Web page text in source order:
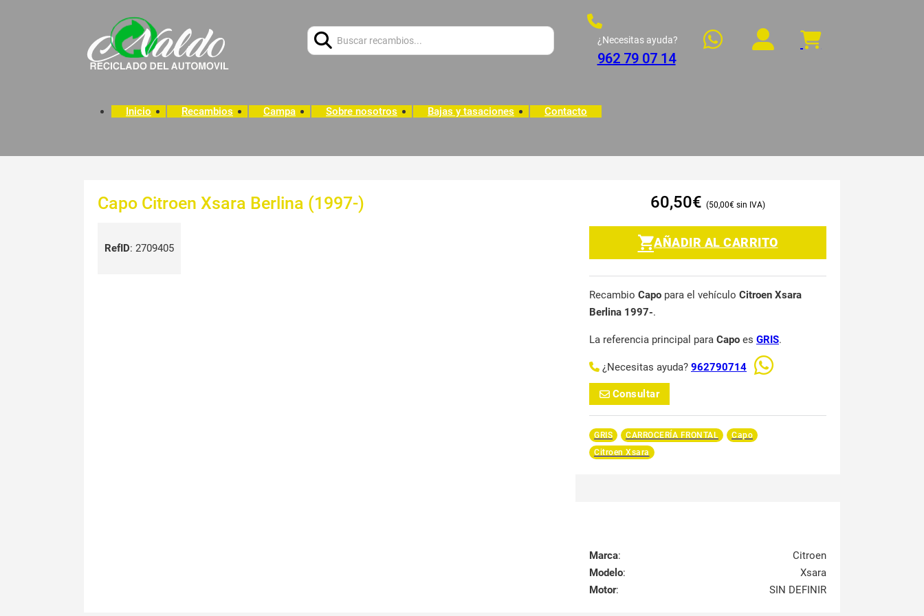
¿Necesitas ayuda?
962 79 07 14
Inicio Recambios Campa Sobre nosotros Bajas y tasaciones Contacto
Capo Citroen Xsara Berlina (1997-)
RefID: 2709405
60,50€ 50,00€
AÑADIR AL CARRITO
Recambio Capo para el vehículo Citroen Xsara
Berlina 1997-.
La referencia principal para Capo es GRIS.
¿Necesitas ayuda? 962790714
Consultar
GRIS CARROCERÍA FRONTAL
Capo
Citroen Xsara
Marca:
Citroen
Modelo:
Xsara
Motor: SIN DEFINIR